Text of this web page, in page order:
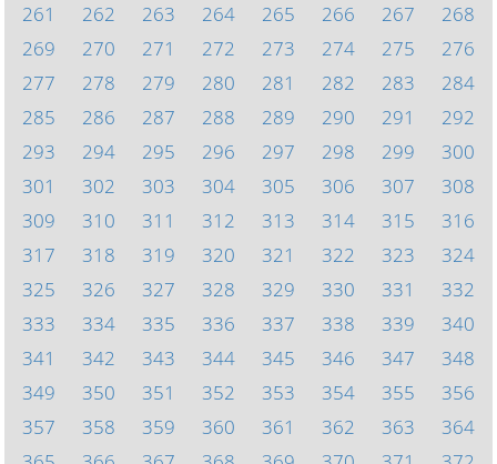
261
262 263 264 265 266 267
268
269
270 271 272 273 274 275
276
277
278 279 280 281 282 283
284
285
286 287 288 289 290 291
292
293
294 295 296 297 298 299
300
301
302 303 304 305 306 307
308
309
310 311 312 313 314 315
316
317
318 319 320 321 322 323
324
325
326 327 328 329 330 331
332
333
334 335 336 337 338 339
340
341
342 343 344 345 346 347
348
349
350 351 352 353 354 355
356
357
358 359 360 361 362 363
364